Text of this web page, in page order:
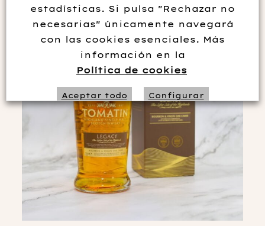
estadísticas. Si pulsa "Rechazar no
necesarias" únicamente navegará
con las cookies esenciales. Más
información en la
Política de cookies
Aceptar todo Configurar
Rechazar no necesarias